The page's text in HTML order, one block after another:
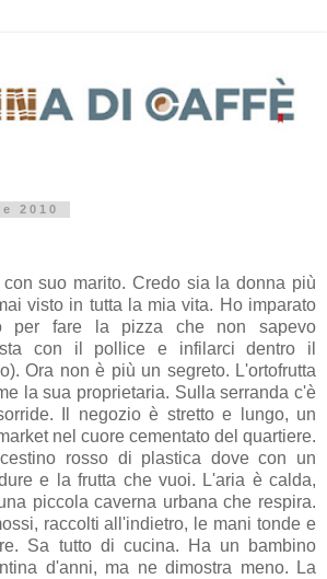
2010
con suo marito. Credo sia la donna più
visto in tutta la mia vita. Ho imparato
per fare la pizza che non sapevo
con il pollice e infilarci dentro il
Ora non è più un segreto. L'ortofrutta
la sua proprietaria. Sulla serranda c'è
Il negozio è stretto e lungo, un
nel cuore cementato del quartiere.
rosso di plastica dove con un
e la frutta che vuoi. L'aria è calda,
piccola caverna urbana che respira.
raccolti all'indietro, le mani tonde e
Sa tutto di cucina. Ha un bambino
d'anni, ma ne dimostra meno. La